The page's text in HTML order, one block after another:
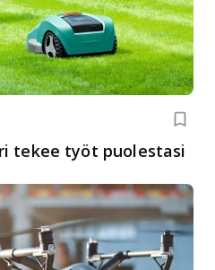
tekee työt puolestasi